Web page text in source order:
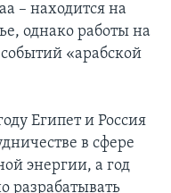
– находится на
однако работы на
«арабской
Египет и Россия
в сфере
энергии, а год
разрабатывать